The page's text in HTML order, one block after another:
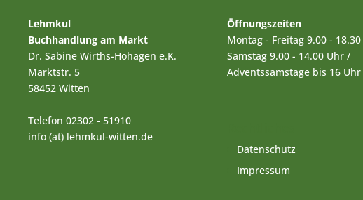
Lehmkul
Buchhandlung am Markt
Dr. Sabine Wirths-Hohagen e.K.
Marktstr. 5
58452 Witten
Telefon 02302 - 51910
info (at) lehmkul-witten.de
Öffnungszeiten
Montag - Freitag 9.00 -
Samstag 9.00 - 14.00 Uhr /
Adventssamstage bis 16 Uhr
Datenschutz
Impressum